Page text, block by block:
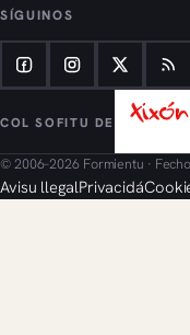
SÍGUINOS
COL SOFITU DE
© 2006–2026 Formientu ·
Avisu llegalPrivacidá